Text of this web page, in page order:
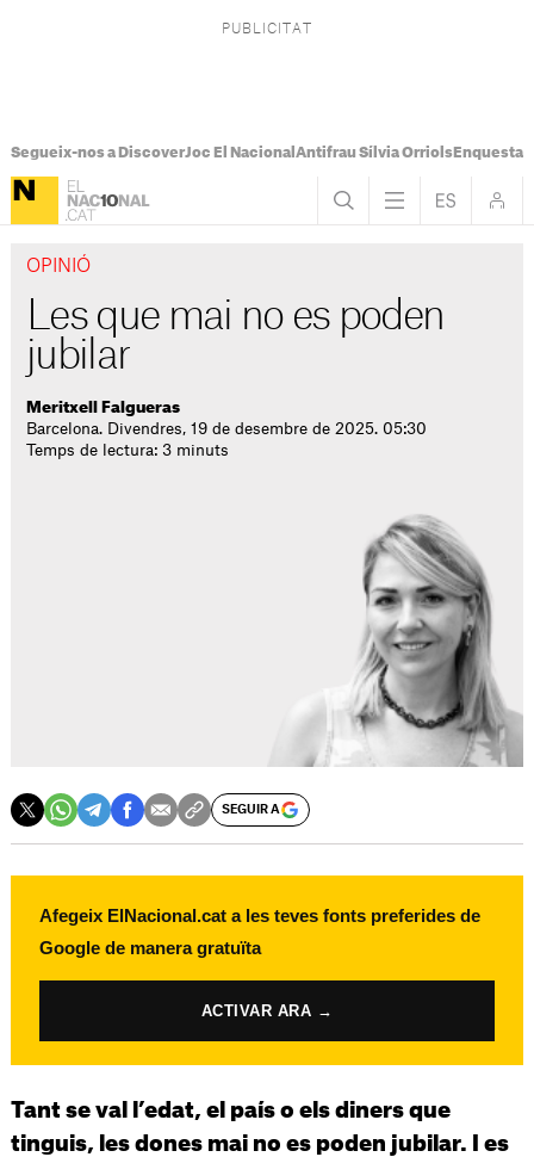
Segueix-nos a DiscoverJoc El Nacional Antifrau Sílvia OrriolsEnquesta
OPINIÓ
Les que mai no es poden
jubilar
Meritxell Falgueras
Barcelona. Divendres, 19 de desembre de 2025. 05:30
Temps de lectura: 3 minuts
SEGUIR A
Afegeix ElNacional.cat a les teves fonts preferides de
Google de manera gratuïta
ACTIVAR ARA →
Tant se val l’edat, el país o els diners que
tinguis, les dones mai no es poden jubilar. I es